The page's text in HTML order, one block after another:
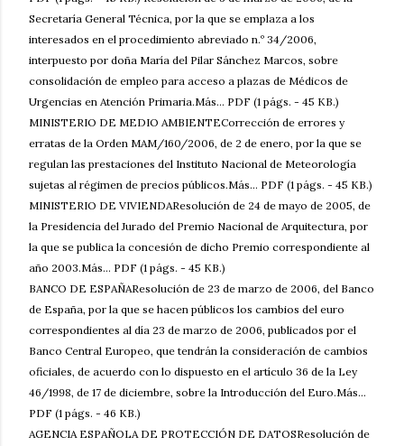
Secretaría General Técnica, por la que se emplaza a los
interesados en el procedimiento abreviado n.º 34/2006,
interpuesto por doña María del Pilar Sánchez Marcos, sobre
consolidación de empleo para acceso a plazas de Médicos de
Urgencias en Atención Primaria.Más... PDF (1 págs. - 45 KB.)
MINISTERIO DE MEDIO AMBIENTECorrección de errores y
erratas de la Orden MAM/160/2006, de 2 de enero, por la que se
regulan las prestaciones del Instituto Nacional de Meteorología
sujetas al régimen de precios públicos.Más... PDF (1 págs. - 45 KB.)
MINISTERIO DE VIVIENDAResolución de 24 de mayo de 2005, de
la Presidencia del Jurado del Premio Nacional de Arquitectura, por
la que se publica la concesión de dicho Premio correspondiente al
año 2003.Más... PDF (1 págs. - 45 KB.)
BANCO DE ESPAÑAResolución de 23 de marzo de 2006, del Banco
de España, por la que se hacen públicos los cambios del euro
correspondientes al día 23 de marzo de 2006, publicados por el
Banco Central Europeo, que tendrán la consideración de cambios
oficiales, de acuerdo con lo dispuesto en el artículo 36 de la Ley
46/1998, de 17 de diciembre, sobre la Introducción del Euro.Más...
PDF (1 págs. - 46 KB.)
AGENCIA ESPAÑOLA DE PROTECCIÓN DE DATOSResolución de